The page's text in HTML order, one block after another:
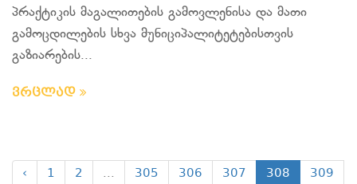
პრაქტიკის მაგალითების გამოვლენისა და მათი
გამოცდილების სხვა მუნიციპალიტეტებისთვის
გაზიარების...
ვრცლად
‹ 1 2 ... 305 306 307 308
309